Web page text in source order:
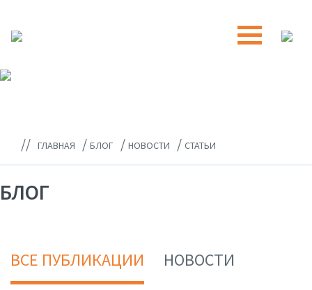
// ГЛАВНАЯ / БЛОГ / НОВОСТИ / СТАТЬИ
БЛОГ
ВСЕ ПУБЛИКАЦИИ
НОВОСТИ